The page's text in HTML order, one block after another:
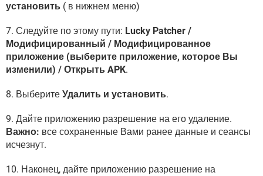
установить ( в нижнем меню)
7. Следуйте по этому пути: Lucky Patcher /
Модифицированный / Модифицированное
приложение (выберите приложение, которое Вы
изменили) / Открыть APK.
8. Выберите Удалить и установить.
9. Дайте приложению разрешение на его удаление.
Важно: все сохраненные Вами ранее данные и сеансы
исчезнут.
10. Наконец, дайте приложению разрешение на